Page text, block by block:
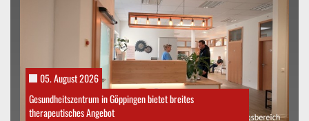
05. August 2026
Gesundheitszentrum in Göppingen bietet breites
therapeutisches Angebot